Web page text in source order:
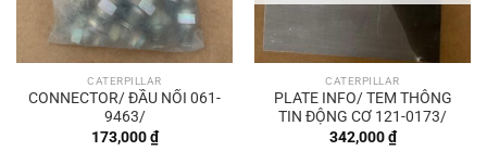
CATERPILLAR
CONNECTOR/ ĐẦU NỐI 061-
9463/
173,000₫
CATERPILLAR
PLATE INFO/ TEM THÔNG
TIN ĐỘNG CƠ 121-0173/
342,000₫